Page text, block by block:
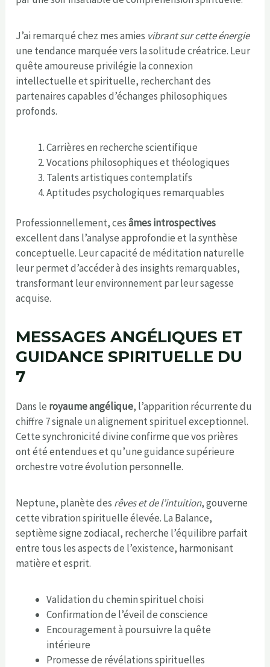
J’ai remarqué chez mes amies vibrant sur cette énergie
une tendance marquée vers la solitude créatrice. Leur
quête amoureuse privilégie la connexion
intellectuelle et spirituelle, recherchant des
partenaires capables d’échanges philosophiques
profonds.
Carrières en recherche scientifique
Vocations philosophiques et théologiques
Talents artistiques contemplatifs
Aptitudes psychologiques remarquables
Professionnellement, cesâmes introspectives
excellent dans l’analyse approfondie et la synthèse
conceptuelle. Leur capacité de méditation naturelle
leur permet d’accéder à des insights remarquables,
transformant leur environnement par leur sagesse
acquise.
MESSAGES ANGÉLIQUES ET
GUIDANCE SPIRITUELLE DU
7
Dans le royaume angélique, l’apparition récurrente du
chiffre 7 signale un alignement spirituel exceptionnel.
Cette synchronicité divine confirme que vos prières
ont été entendues et qu’une guidance supérieure
orchestre votre évolution personnelle.
Neptune, planète des rêves et de l’intuition, gouverne
cette vibration spirituelle élevée. La Balance,
septième signe zodiacal, recherche l’équilibre parfait
entre tous les aspects de l’existence, harmonisant
matière et esprit.
Validation du chemin spirituel choisi
Confirmation de l’éveil de conscience
Encouragement à poursuivre la quête
intérieure
Promesse de révélations spirituelles